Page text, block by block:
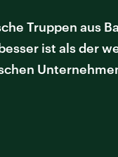
Truppen aus
ist als der